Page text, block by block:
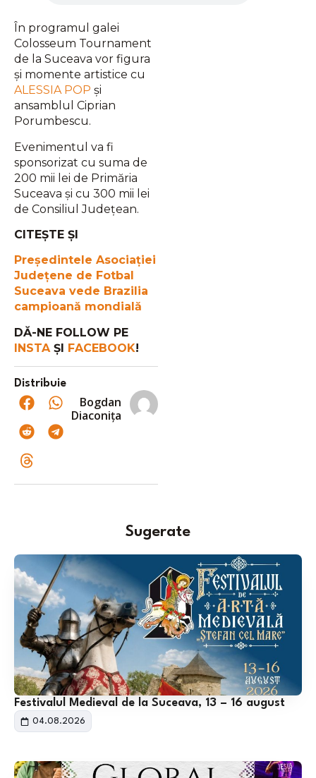
În programul galei
Colosseum Tournament
de la Suceava vor figura
și momente artistice cu
ALESSIA POP și
ansamblul Ciprian
Porumbescu.
Evenimentul va fi
sponsorizat cu suma de
200 mii lei de Primăria
Suceava și cu 300 mii lei
de Consiliul Județean.
CITEȘTE ȘI
Președintele Asociației
Județene de Fotbal
Suceava vede Brazilia
campioană mondială
DĂ-NE FOLLOW PE
INSTA ȘI FACEBOOK!
Distribuie
Bogdan
Diaconița
Sugerate
Festivalul Medieval de la Suceava, 13 – 16 august
04.08.2026